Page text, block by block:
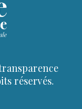
réservés.